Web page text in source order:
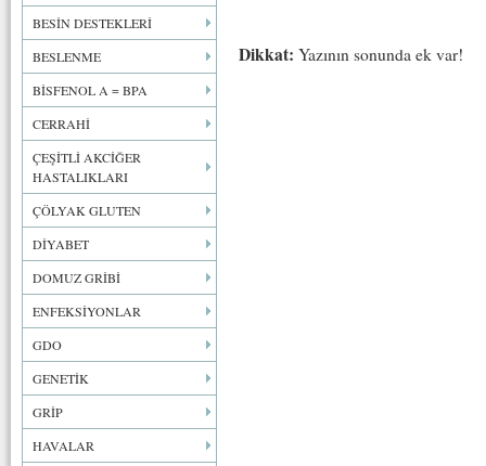
BESİN DESTEKLERİ
BESLENME
BİSFENOL A = BPA
CERRAHİ
ÇEŞİTLİ AKCİĞER
HASTALIKLARI
ÇÖLYAK GLUTEN
DİYABET
DOMUZ GRİBİ
ENFEKSİYONLAR
GDO
GENETİK
GRİP
HAVALAR
Dikkat: Yazının sonunda ek var!